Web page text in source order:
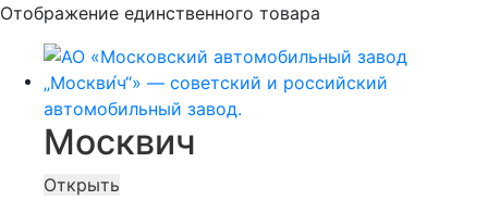
Отображение единственного товара
Москвич
Открыть